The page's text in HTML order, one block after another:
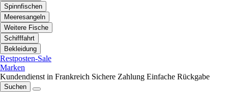
Spinnfischen
Meeresangeln
Weitere Fische
Schifffahrt
Bekleidung
Restposten-Sale
Marken
Kundendienst in Frankreich Sichere Zahlung Einfache Rückgabe
Suchen